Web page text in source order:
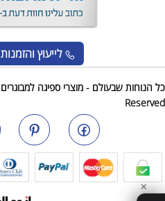
לייעוץ והזמנות
Reserved
✕